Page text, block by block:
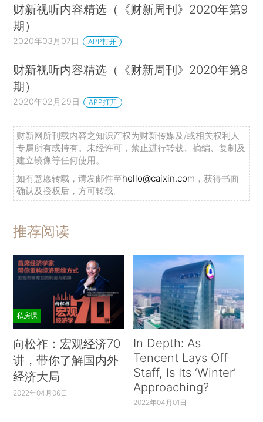
财新视听内容精选（《财新周刊》2020年第9
期）
2020年03月07日 APP打开
财新视听内容精选（《财新周刊》2020年第8
期）
2020年02月29日 APP打开
财新网所刊载内容之知识产权为财新传媒及/或相关权利人
专属所有或持有。未经许可，禁止进行转载、摘编、复制及
建立镜像等任何使用。
如有意愿转载，请发邮件至hello@caixin.com ，获得书面
确认及授权后，方可转载。
推荐阅读
私房课
向松祚：宏观经济70
讲，带你了解国内外
经济大局
2022年04月06日
In Depth: As
Tencent Lays Off
Staff, Is Its ‘Winter’
Approaching?
2022年04月01日